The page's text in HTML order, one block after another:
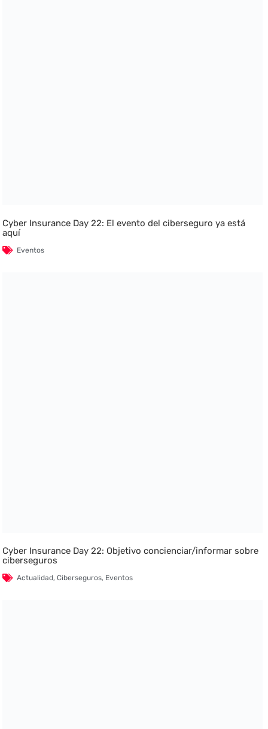
Cyber Insurance Day 22: El evento del ciberseguro ya está
aquí
Eventos
Cyber Insurance Day 22: Objetivo concienciar/informar sobre
ciberseguros
Actualidad,Ciberseguros, Eventos